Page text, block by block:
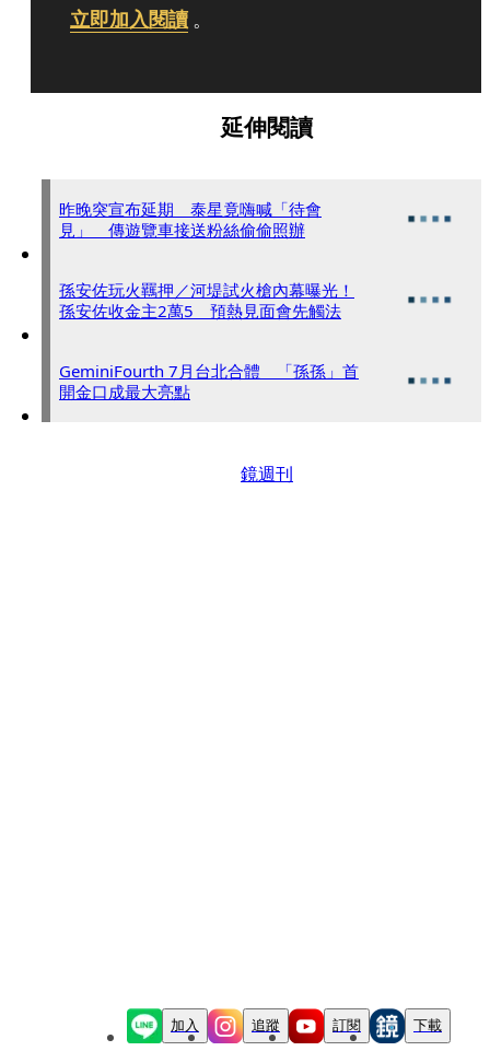
立即加入閱讀 。
延伸閱讀
昨晚突宣布延期 泰星竟嗨喊「待會
見」 傳遊覽車接送粉絲偷偷照辦
孫安佐玩火羈押／河堤試火槍內幕曝光！
孫安佐收金主2萬5 預熱見面會先觸法
GeminiFourth 7月台北合體 「孫孫」首
開金口成最大亮點
鏡週刊
加入 追蹤 訂閱 下載